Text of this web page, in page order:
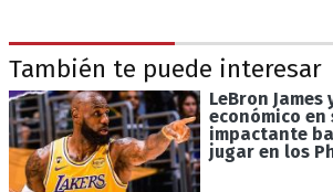
También te puede interesar
LeBron James
económico en
impactante
jugar en los